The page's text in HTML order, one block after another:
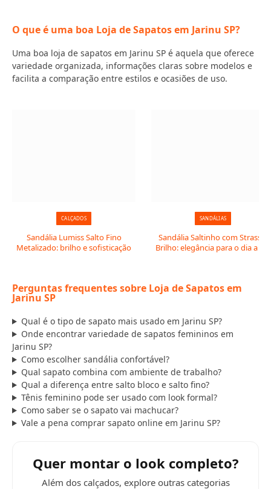
O que é uma boa Loja de Sapatos em Jarinu SP?
Uma boa loja de sapatos em Jarinu SP é aquela que oferece
variedade organizada, informações claras sobre modelos e
facilita a comparação entre estilos e ocasiões de uso.
CALÇADOS
Sandália Lumiss Salto Fino
Metalizado: brilho e sofisticação
SANDÁLIAS
Sandália Saltinho com Strass e
Brilho: elegância para o dia a dia
Perguntas frequentes sobre Loja de Sapatos em
Jarinu SP
Qual é o tipo de sapato mais usado em Jarinu SP?
Onde encontrar variedade de sapatos femininos em
Jarinu SP?
Como escolher sandália confortável?
Qual sapato combina com ambiente de trabalho?
Qual a diferença entre salto bloco e salto fino?
Tênis feminino pode ser usado com look formal?
Como saber se o sapato vai machucar?
Vale a pena comprar sapato online em Jarinu SP?
Quer montar o look completo?
Além dos calçados, explore outras categorias